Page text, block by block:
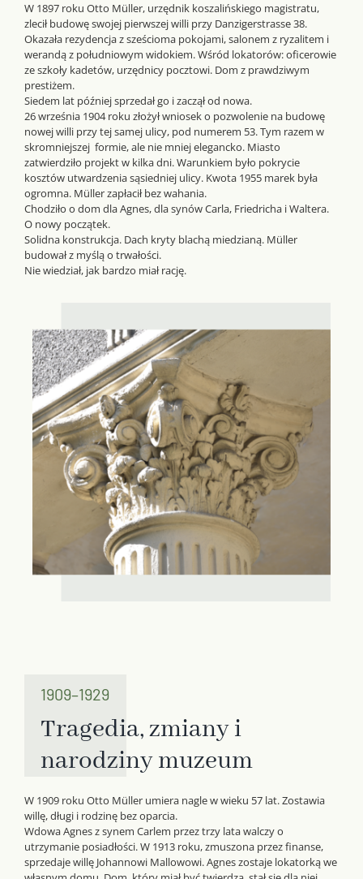
W 1897 roku Otto Müller, urzędnik koszalińskiego magistratu,
zlecił budowę swojej pierwszej willi przy Danzigerstrasse 38.
Okazała rezydencja z sześcioma pokojami, salonem z ryzalitem i
werandą z południowym widokiem. Wśród lokatorów: oficerowie
ze szkoły kadetów, urzędnicy pocztowi. Dom z prawdziwym
prestiżem.
Siedem lat później sprzedał go i zaczął od nowa.
26 września 1904 roku złożył wniosek o pozwolenie na budowę
nowej willi przy tej samej ulicy, pod numerem 53. Tym razem w
skromniejszej formie, ale nie mniej elegancko. Miasto
zatwierdziło projekt w kilka dni. Warunkiem było pokrycie
kosztów utwardzenia sąsiedniej ulicy. Kwota 1955 marek była
ogromna. Müller zapłacił bez wahania.
Chodziło o dom dla Agnes, dla synów Carla, Friedricha i Waltera.
O nowy początek.
Solidna konstrukcja. Dach kryty blachą miedzianą. Müller
budował z myślą o trwałości.
Nie wiedział, jak bardzo miał rację.
1909–1929
Tragedia, zmiany i
narodziny muzeum
W 1909 roku Otto Müller umiera nagle w wieku 57 lat. Zostawia
willę, długi i rodzinę bez oparcia.
Wdowa Agnes z synem Carlem przez trzy lata walczy o
utrzymanie posiadłości. W 1913 roku, zmuszona przez finanse,
sprzedaje willę Johannowi Mallowowi. Agnes zostaje lokatorką we